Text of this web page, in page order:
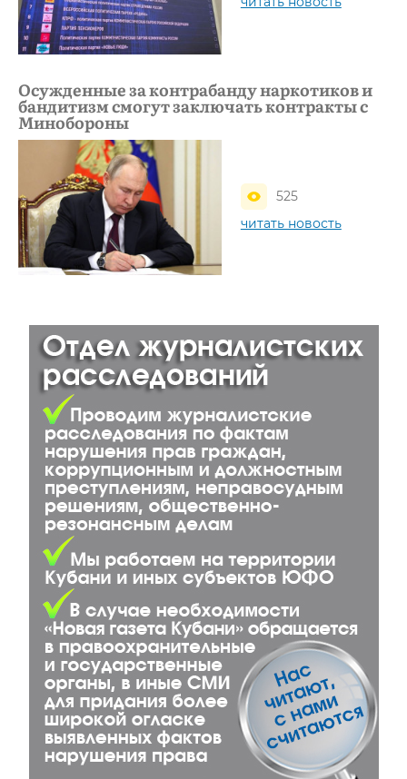
Осужденные за контрабанду наркотиков и
бандитизм смогут заключать контракты с
Минобороны
525
читать новость